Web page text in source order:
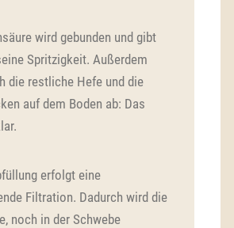
wird gebunden und gibt
Spritzigkeit. Außerdem
die restliche Hefe und die
auf dem Boden ab: Das
erfolgt eine
Filtration. Dadurch wird die
noch in der Schwebe